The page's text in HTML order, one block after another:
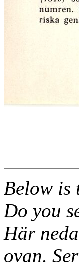
Below is
Do you
Här
ovan.